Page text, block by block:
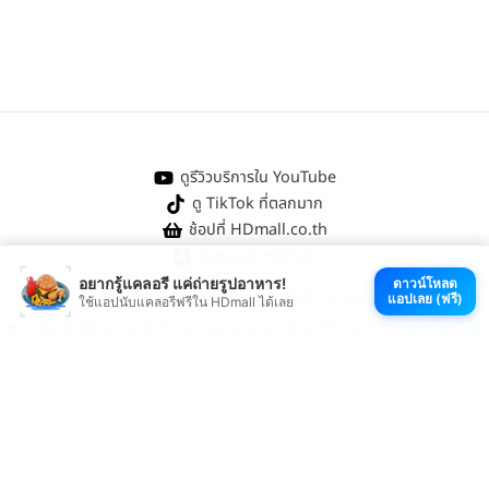
ดูรีวิวบริการใน YouTube
ดู TikTok ที่ตลกมาก
ช้อปที่ HDmall.co.th
@ 2026 HDmall | สงวนลิขสิทธิ์ |
Sitemap
ตรวจสุขภาพทั่วไป
อยากรู้แคลอรี แค่ถ่ายรูปอาหาร!
ใช้แอปนับแคลอรีฟรีใน HDmall ได้เลย
ดาวน์โหลด
แอปเลย (ฟรี)